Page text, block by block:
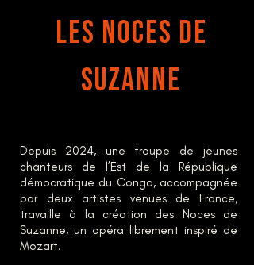
LES NOCES DE
SUZANNE
Depuis 2024, une troupe de jeunes
chanteurs de l’Est de la République
démocratique du Congo, accompagnée
par deux artistes venues de France,
travaille à la création des Noces de
Suzanne, un opéra librement inspiré de
Mozart.